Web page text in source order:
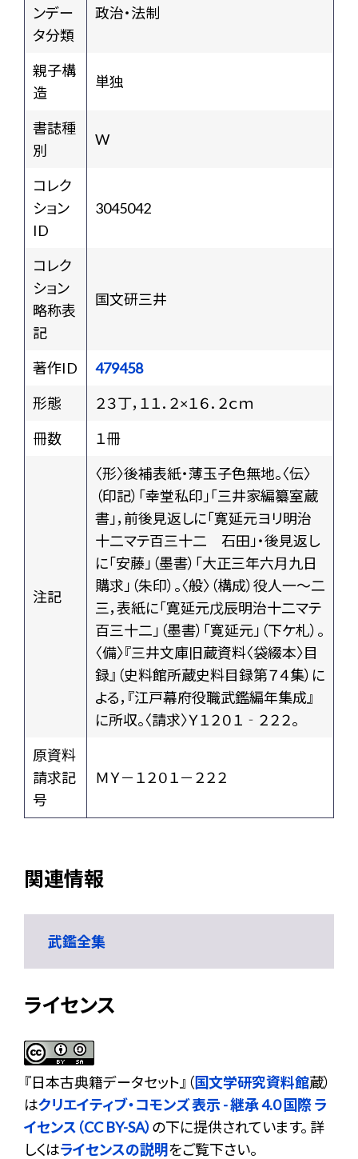
ンデー
タ分類
政治・法制
親子構
造
単独
書誌種
別
W
コレク
ション
ID
3045042
コレク
ション
略称表
記
国文研三井
著作ID
479458
形態
２３丁，１１．２×１６．２ｃｍ
冊数
１冊
注記
〈形〉後補表紙・薄玉子色無地。〈伝〉
（印記）「幸堂私印」「三井家編纂室蔵
書」，前後見返しに「寛延元ヨリ明治
十二マテ百三十二 石田」・後見返し
に「安藤」（墨書）「大正三年六月九日
購求」（朱印）。〈般〉（構成）役人一～二
三，表紙に「寛延元戊辰明治十二マテ
百三十二」（墨書）「寛延元」（下ケ札）。
〈備〉『三井文庫旧蔵資料〈袋綴本〉目
録』（史料館所蔵史料目録第７４集）に
よる，『江戸幕府役職武鑑編年集成』
に所収。〈請求〉Ｙ１２０１‐２２２。
原資料
請求記
号
ＭＹ－１２０１－２２２
関連情報
武鑑全集
ライセンス
『日本古典籍データセット 』（国文学研究資料館蔵）
はクリエイティブ・コモンズ 表示 - 継承 4.0 国際 ラ
イセンス（CC BY-SA） の下に提供されています。 詳
しくはライセンスの説明をご覧下さい。